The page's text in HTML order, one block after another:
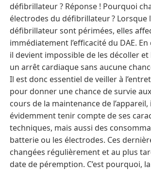
défibrillateur ? Réponse ! Pourquoi
électrodes du défibrillateur ? Lorsque
défibrillateur sont périmées, elles
immédiatement l’efficacité du DAE. En
il devient impossible de les décoller
un arrêt cardiaque sans aucune
Il est donc essentiel de veiller à
pour donner une chance de survie
cours de la maintenance de
évidemment tenir compte de ses
techniques, mais aussi des
batterie ou les électrodes. Ces
changées régulièrement et au plus
date de péremption. C’est pourquoi,